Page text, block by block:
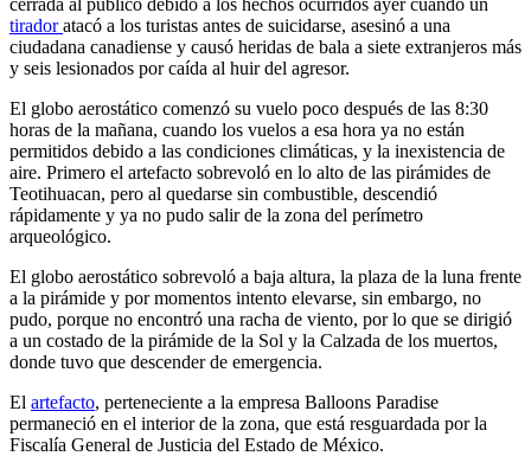
tiradoratacó a los turistas antes de suicidarse, asesinó a una
ciudadana canadiense y causó heridas de bala a siete extranjeros más
y seis lesionados por caída al huir del agresor.
El globo aerostático comenzó su vuelo poco después de las 8:30
horas de la mañana, cuando los vuelos a esa hora ya no están
permitidos debido a las condiciones climáticas, y la inexistencia de
aire. Primero el artefacto sobrevoló en lo alto de las pirámides de
Teotihuacan, pero al quedarse sin combustible, descendió
rápidamente y ya no pudo salir de la zona del perímetro
arqueológico.
El globo aerostático sobrevoló a baja altura, la plaza de la luna frente
a la pirámide y por momentos intento elevarse, sin embargo, no
pudo, porque no encontró una racha de viento, por lo que se dirigió
a un costado de la pirámide de la Sol y la Calzada de los muertos,
donde tuvo que descender de emergencia.
El artefacto, perteneciente a la empresa Balloons Paradise
permaneció en el interior de la zona, que está resguardada por la
Fiscalía General de Justicia del Estado de México.